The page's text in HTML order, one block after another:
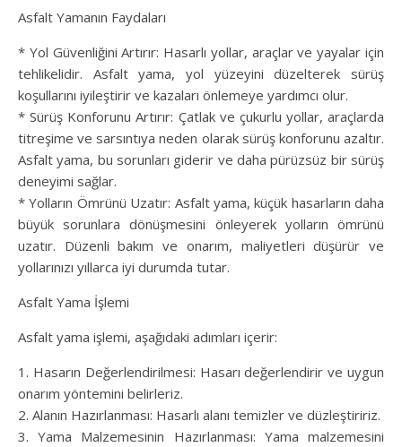
Asfalt Yamanın Faydaları
* Yol Güvenliğini Artırır: Hasarlı yollar, araçlar ve yayalar için
tehlikelidir. Asfalt yama, yol yüzeyini düzelterek sürüş
koşullarını iyileştirir ve kazaları önlemeye yardımcı olur.
* Sürüş Konforunu Artırır: Çatlak ve çukurlu yollar, araçlarda
titreşime ve sarsıntıya neden olarak sürüş konforunu azaltır.
Asfalt yama, bu sorunları giderir ve daha pürüzsüz bir sürüş
deneyimi sağlar.
* Yolların Ömrünü Uzatır: Asfalt yama, küçük hasarların daha
büyük sorunlara dönüşmesini önleyerek yolların ömrünü
uzatır. Düzenli bakım ve onarım, maliyetleri düşürür ve
yollarınızı yıllarca iyi durumda tutar.
Asfalt Yama İşlemi
Asfalt yama işlemi, aşağıdaki adımları içerir:
1. Hasarın Değerlendirilmesi: Hasarı değerlendirir ve uygun
onarım yöntemini belirleriz.
2. Alanın Hazırlanması: Hasarlı alanı temizler ve düzleştiririz.
3. Yama Malzemesinin Hazırlanması: Yama malzemesini